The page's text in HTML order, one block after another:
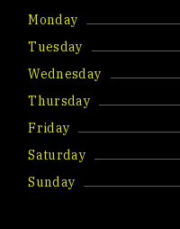
Monday
Tuesday
Wednesday
Thursday
Friday
Saturday
Sunday